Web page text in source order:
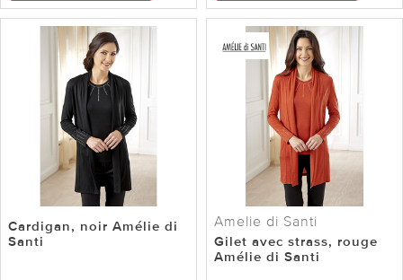
Cardigan, noir Amélie di
Santi
Amelie di Santi
Gilet avec strass, rouge
Amélie di Santi